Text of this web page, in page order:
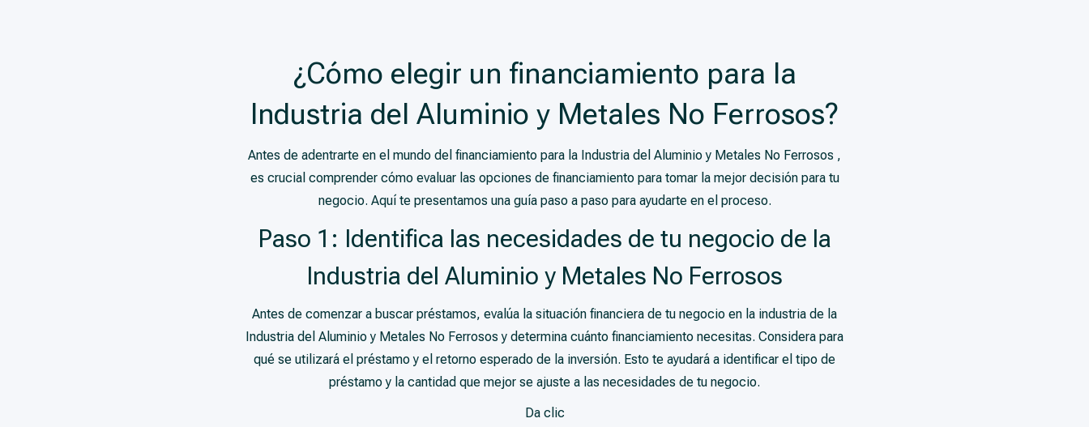
¿Cómo elegir un financiamiento para la
Industria del Aluminio y Metales No Ferrosos?
Antes de adentrarte en el mundo del financiamiento para la Industria del Aluminio y Metales No Ferrosos ,
es crucial comprender cómo evaluar las opciones de financiamiento para tomar la mejor decisión para tu
negocio. Aquí te presentamos una guía paso a paso para ayudarte en el proceso.
Paso 1: Identifica las necesidades de tu negocio de la
Industria del Aluminio y Metales No Ferrosos
Antes de comenzar a buscar préstamos, evalúa la situación financiera de tu negocio en la industria de la
Industria del Aluminio y Metales No Ferrosos y determina cuánto financiamiento necesitas. Considera para
qué se utilizará el préstamo y el retorno esperado de la inversión. Esto te ayudará a identificar el tipo de
préstamo y la cantidad que mejor se ajuste a las necesidades de tu negocio.
Da clic